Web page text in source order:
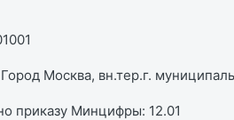
Москва, вн.тер.г.
приказу Минцифры: 12.01